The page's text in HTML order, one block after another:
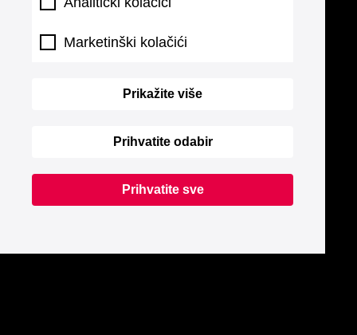
Marketinški kolačići
Prikažite više
Prihvatite odabir
Prihvatite sve